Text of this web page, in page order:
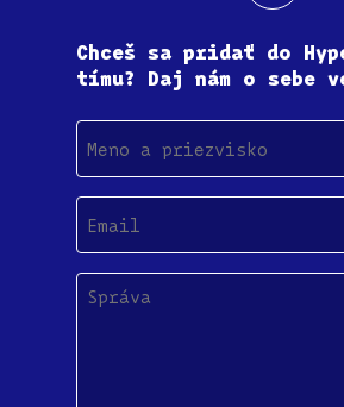
Chceš sa pridať do
tímu? Daj nám o sebe
priezvisko
Správa